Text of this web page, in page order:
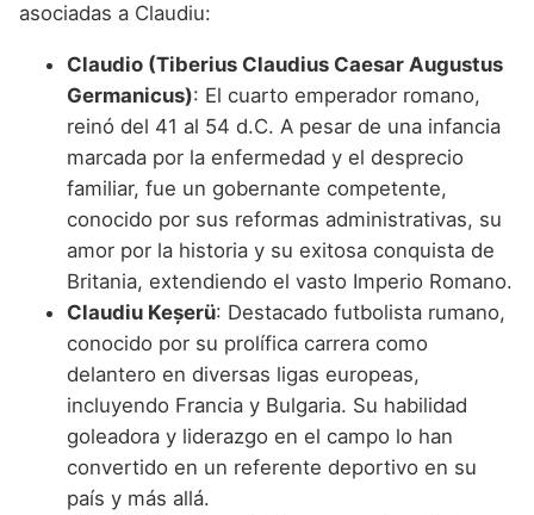
asociadas a Claudiu:
Claudio (Tiberius Claudius Caesar Augustus
Germanicus): El cuarto emperador romano,
reinó del 41 al 54 d.C. A pesar de una infancia
marcada por la enfermedad y el desprecio
familiar, fue un gobernante competente,
conocido por sus reformas administrativas, su
amor por la historia y su exitosa conquista de
Britania, extendiendo el vasto Imperio Romano.
Claudiu Keșerü: Destacado futbolista rumano,
conocido por su prolífica carrera como
delantero en diversas ligas europeas,
incluyendo Francia y Bulgaria. Su habilidad
goleadora y liderazgo en el campo lo han
convertido en un referente deportivo en su
país y más allá.